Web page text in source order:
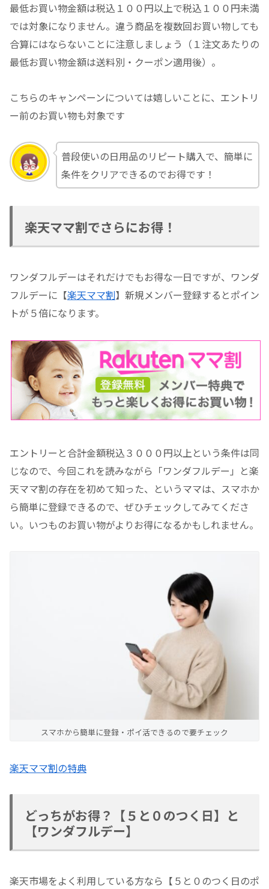
最低お買い物金額は税込１００円以上で税込１００円未満
では対象になりません。違う商品を複数回お買い物しても
合算にはならないことに注意しましょう（１注文あたりの
最低お買い物金額は送料別・クーポン適用後）。
こちらのキャンペーンについては嬉しいことに、エントリ
ー前のお買い物も対象です
普段使いの日用品のリピート購入で、簡単に
条件をクリアできるのでお得です！
楽天ママ割でさらにお得！
ワンダフルデーはそれだけでもお得な一日ですが、ワンダ
フルデーに【楽天ママ割】新規メンバー登録するとポイン
トが５倍になります。
エントリーと合計金額税込３０００円以上という条件は同
じなので、今回これを読みながら「ワンダフルデー」と楽
天ママ割の存在を初めて知った、というママは、スマホか
ら簡単に登録できるので、ぜひチェックしてみてくださ
い。いつものお買い物がよりお得になるかもしれません。
スマホから簡単に登録・ポイ活できるので要チェック
楽天ママ割の特典
どっちがお得？【５と０のつく日】と
【ワンダフルデー】
楽天市場をよく利用している方なら【５と０のつく日のポ